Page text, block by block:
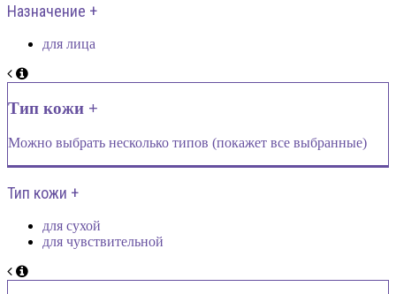
Назначение +
для лица
Тип кожи +
Можно выбрать несколько типов (покажет все выбранные)
Тип кожи +
для сухой
для чувствительной